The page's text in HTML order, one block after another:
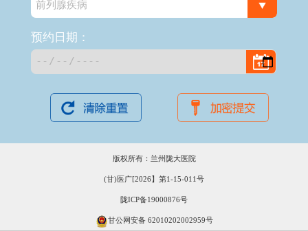
预约日期：
版权所有：兰州陇大医院
(甘)医广[2026】第1-15-011号
陇ICP备19000876号
甘公网安备 62010202002959号